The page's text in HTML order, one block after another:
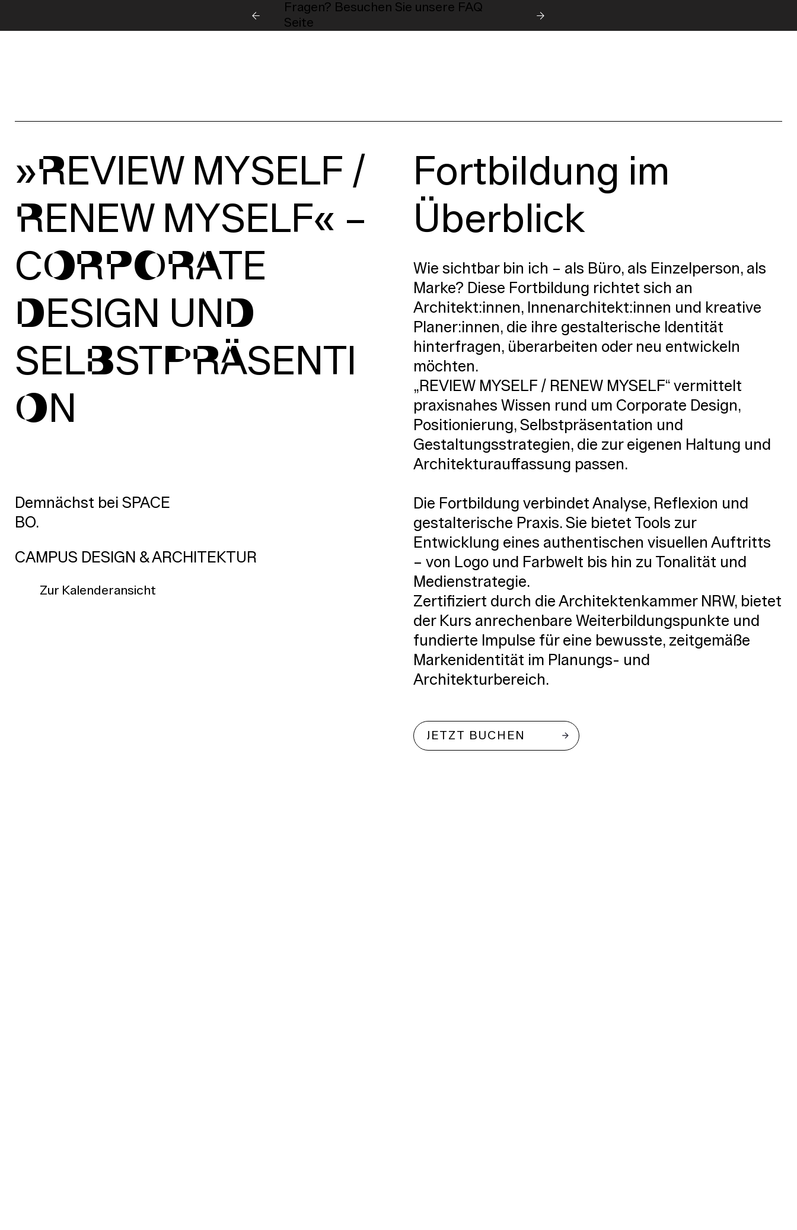
Fragen? Besuchen Sie unsere FAQ
Seite
»REVIEW MYSELF /
RENEW MYSELF« –
CORPORATE
DESIGN UND
SELBSTPRÄSENTI
ON
Demnächst bei SPACE
BO.
CAMPUS DESIGN & ARCHITEKTUR
Zur Kalenderansicht
Fortbildung im
Überblick
Wie sichtbar bin ich – als Büro, als Einzelperson, als
Marke? Diese Fortbildung richtet sich an
Architekt:innen, Innenarchitekt:innen und kreative
Planer:innen, die ihre gestalterische Identität
hinterfragen, überarbeiten oder neu entwickeln
möchten.
„REVIEW MYSELF / RENEW MYSELF“ vermittelt
praxisnahes Wissen rund um Corporate Design,
Positionierung, Selbstpräsentation und
Gestaltungsstrategien, die zur eigenen Haltung und
Architekturauffassung passen.
Die Fortbildung verbindet Analyse, Reflexion und
gestalterische Praxis. Sie bietet Tools zur
Entwicklung eines authentischen visuellen Auftritts
– von Logo und Farbwelt bis hin zu Tonalität und
Medienstrategie.
Zertifiziert durch die Architektenkammer NRW, bietet
der Kurs anrechenbare Weiterbildungspunkte und
fundierte Impulse für eine bewusste, zeitgemäße
Markenidentität im Planungs- und
Architekturbereich.
JETZT BUCHEN